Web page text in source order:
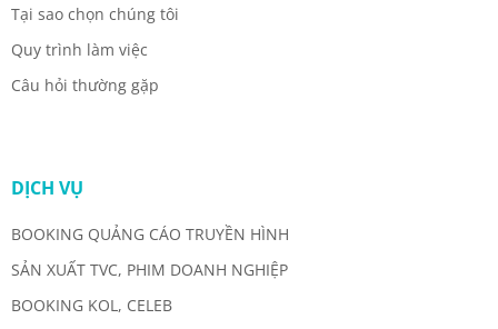
Tại sao chọn chúng tôi
Quy trình làm việc
Câu hỏi thường gặp
DỊCH VỤ
BOOKING QUẢNG CÁO TRUYỀN HÌNH
SẢN XUẤT TVC, PHIM DOANH NGHIỆP
BOOKING KOL, CELEB